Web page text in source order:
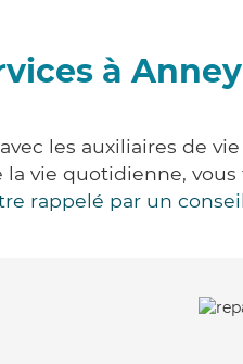
à
les auxiliaires de
vie quotidienne,
rappelé par un